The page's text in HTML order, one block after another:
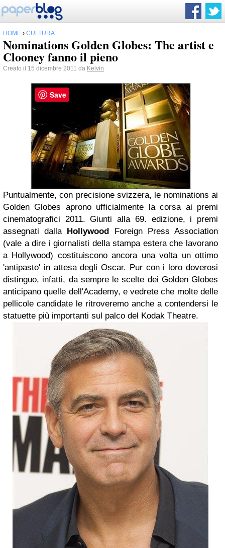
HOME › CULTURA
Nominations Golden Globes: The artist e
Clooney fanno il pieno
Creato il 15 dicembre 2011 da Kelvin
Puntualmente, con precisione svizzera, le nominationsai
Golden Globes aprono ufficialmente la corsa ai premi
cinematografici 2011. Giunti alla 69. edizione, i premi
assegnati dalla Hollywood Foreign Press Association
(vale a dire i giornalisti della stampa estera che lavorano
a Hollywood) costituiscono ancora una volta un ottimo
'antipasto' in attesa degliOscar. Pur con i loro doverosi
distinguo, infatti, da sempre le scelte dei Golden Globes
anticipano quelle dell'Academy, e vedrete che molte delle
pellicole candidate le ritroveremo anche a contendersi le
statuette più importanti sul palco del Kodak Theatre.
Save